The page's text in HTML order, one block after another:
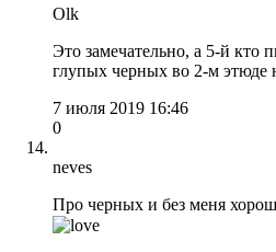
Olk
Это замечательно, а 5-й кто
глупых черных во 2-м этюде
7 июля 2019 16:46
0
neves
Про черных и без меня